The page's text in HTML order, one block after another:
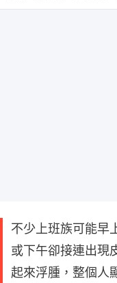
不少上班族可能早
或下午卻接連出現
起來浮腫，整個人